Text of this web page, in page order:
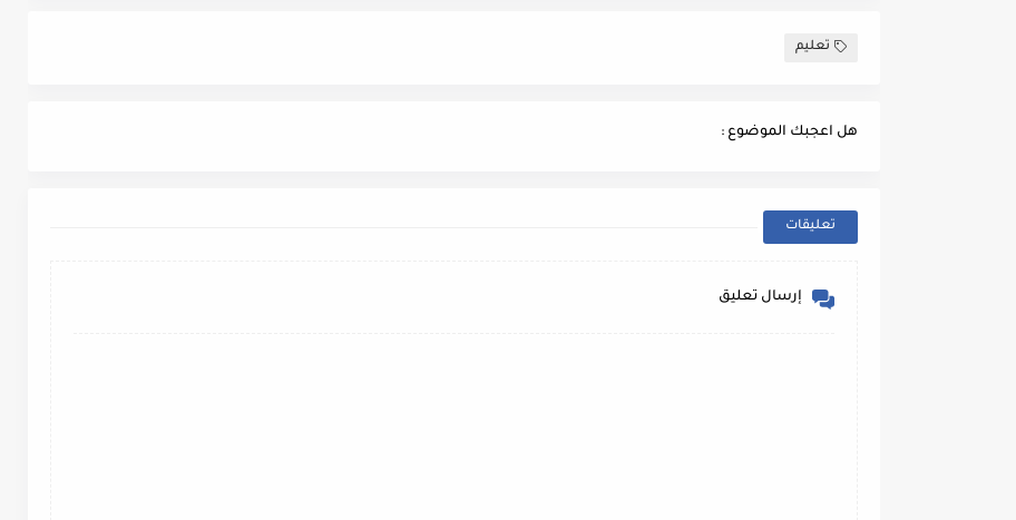
تعليم
هل اعجبك الموضوع :
تعليقات
إرسال تعليق